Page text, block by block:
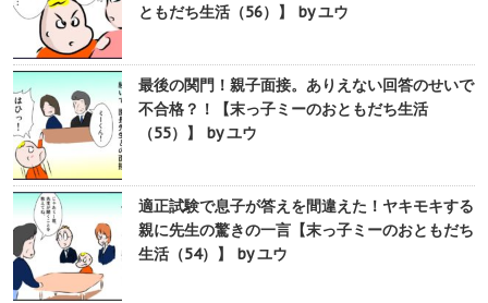
ともだち生活（56）】 by ユウ
最後の関門！親子面接。ありえない回答のせいで
不合格？！【末っ子ミーのおともだち生活
（55）】 by ユウ
適正試験で息子が答えを間違えた！ヤキモキする
親に先生の驚きの一言【末っ子ミーのおともだち
生活（54）】 by ユウ